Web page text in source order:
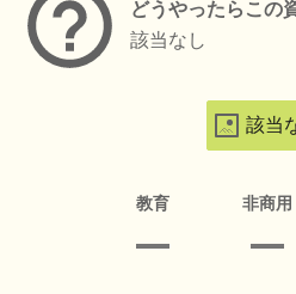
どうやったらこの
該当なし
該当
教育 非商用